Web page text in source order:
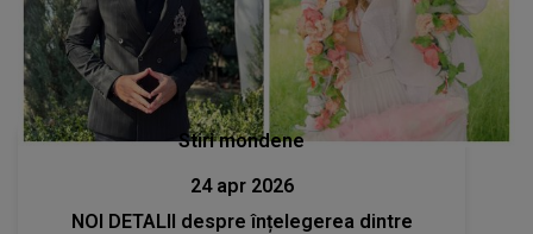
Stiri mondene
24 apr 2026
NOI DETALII despre înțelegerea dintre